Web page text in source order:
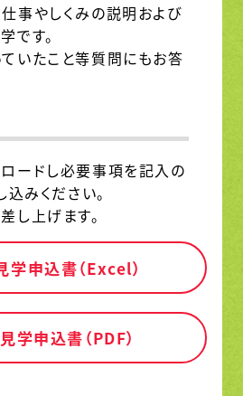
事やしくみの説明および
です。
いたこと等質問にもお答
ードし必要事項を記入の
みください。
し上げます。
学申込書（Excel）
学申込書（PDF）